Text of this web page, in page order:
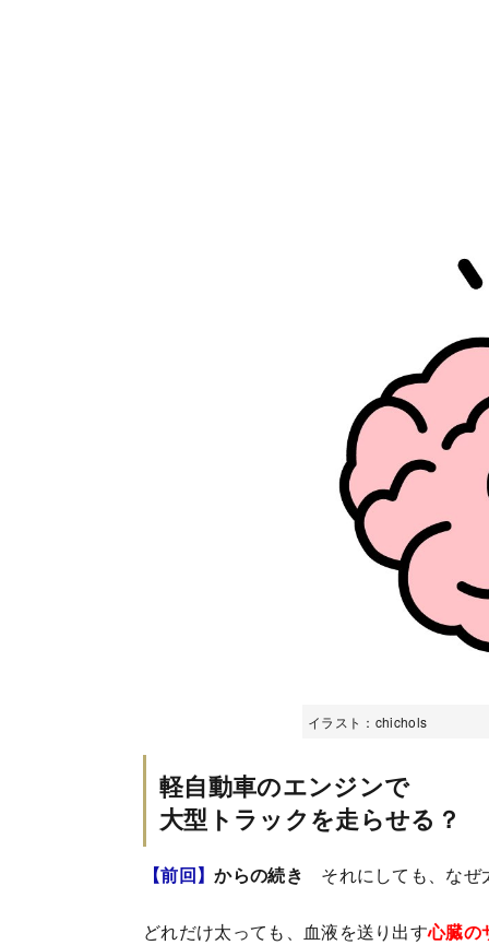
イラスト：chichols
軽自動車のエンジンで
大型トラックを走らせる？
【前回】からの続き それにしても、な
どれだけ太っても、血液を送り出す心臓の